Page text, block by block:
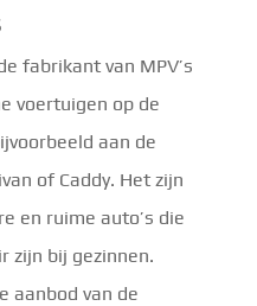
fabrikant van MPV’s
voertuigen op de
aan de
of Caddy. Het zijn
en ruime auto’s die
zijn bij gezinnen.
aanbod van de